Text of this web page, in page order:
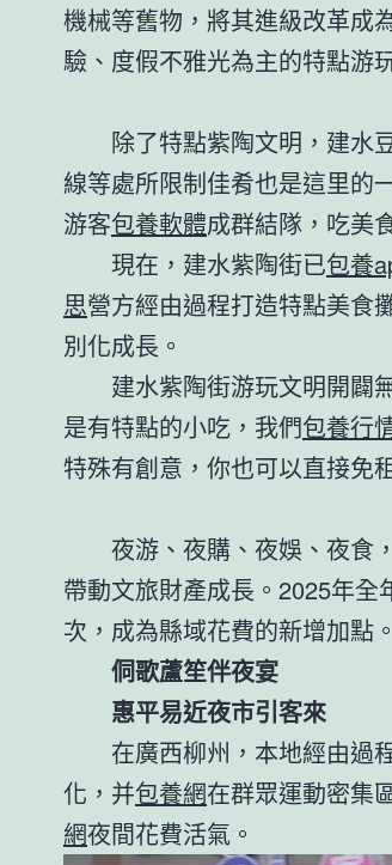
機械等舊物，將其進級改革成
驗、度假不雅光為主的特點
除了特點紫陶文明，建水
線等處所限制佳肴也是這里的
游客包養軟體成群結隊，吃美
現在，建水紫陶街已包養
思營方經由過程打造特點美食
別化成長。
建水紫陶街游玩文明開闢
是有特點的小吃，我們包養行
特殊有創意，你也可以直接免
夜游、夜購、夜娛、夜食
帶動文旅財產成長。2025年
次，成為縣域花費的新增加點。
侗歌蘆笙伴夜宴
惠平易近夜市引客來
在廣西柳州，本地經由過
化，并包養網在群眾運動密集
網夜間花費活氣。